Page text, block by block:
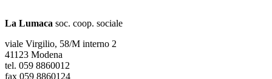
La Lumaca soc. coop. sociale
viale Virgilio, 58/M interno 2
41123 Modena
tel. 059 8860012
fax 059 8860124